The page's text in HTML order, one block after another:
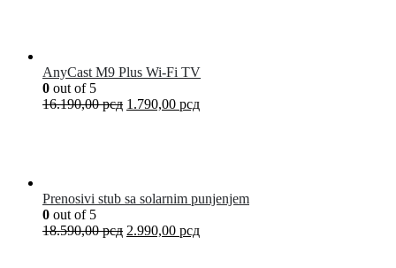
AnyCast M9 Plus Wi-Fi TV
0 out of 5
16.190,00рсд 1.790,00 рсд
Prenosivi stub sa solarnim punjenjem
0 out of 5
18.590,00рсд 2.990,00 рсд